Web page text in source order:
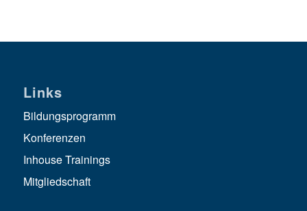
Links
Bildungsprogramm
Konferenzen
Inhouse Trainings
Mitgliedschaft